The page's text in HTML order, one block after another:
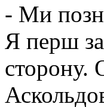
- Ми
Я перш
сторону.